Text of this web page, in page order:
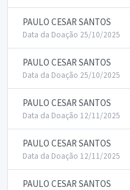
PAULO CESAR SANTOS
Data da Doação 25/10/2025
PAULO CESAR SANTOS
Data da Doação 25/10/2025
PAULO CESAR SANTOS
Data da Doação 12/11/2025
PAULO CESAR SANTOS
Data da Doação 12/11/2025
PAULO CESAR SANTOS